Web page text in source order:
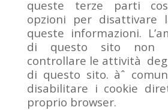
queste terze parti
opzioni per disattivare
queste informazioni.
di questo sito non
controllare le attività
di questo sito. àˆ
disabilitare i cookie
proprio browser.